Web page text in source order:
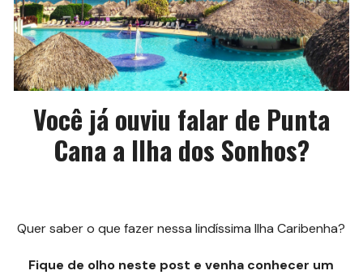
Você já ouviu falar de Punta
Cana a Ilha dos Sonhos?
Quer saber o que fazer nessa lindíssima Ilha Caribenha?
Fique de olho neste post e venha conhecer um